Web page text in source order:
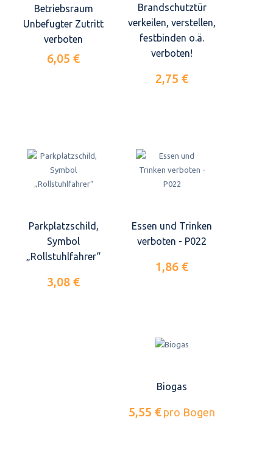
Betriebsraum
Unbefugter Zutritt
verboten
6,05 €
Brandschutztür
verkeilen, verstellen,
festbinden o.ä.
verboten!
2,75 €
Parkplatzschild,
Symbol
„Rollstuhlfahrer“
3,08 €
Essen und Trinken
verboten - P022
1,86 €
Biogas
5,55 € pro Bogen